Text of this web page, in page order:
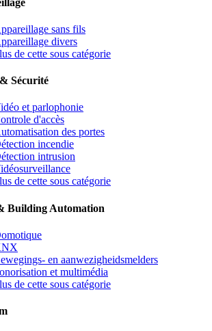
sans fils
divers
de cette sous catégorie
Sécurité
et parlophonie
d'accès
des portes
incendie
intrusion
de cette sous catégorie
Building Automation
en aanwezigheidsmelders
et multimédia
de cette sous catégorie